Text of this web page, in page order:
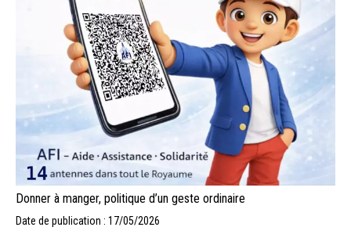
Donner à manger, politique d’un geste ordinaire
Date de publication : 17/05/2026